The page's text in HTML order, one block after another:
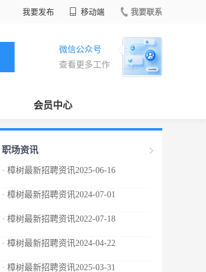
我要发布 移动端 我要联系
微信公众号
查看更多工作
会员中心
职场资讯
· 樟树最新招聘资讯2025-06-16
· 樟树最新招聘资讯2024-07-01
· 樟树最新招聘资讯2022-07-18
· 樟树最新招聘资讯2024-04-22
· 樟树最新招聘资讯2025-03-31